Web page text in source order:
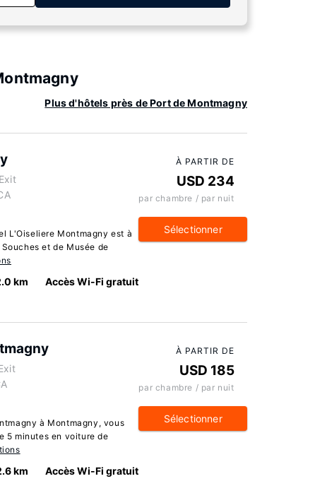
Plus d'hôtels près de Port de Montmagny
L'Oiseliere Montmagny est à
et de Musée de
km Accès Wi-Fi gratuit
À PARTIR DE
USD 234
par chambre / par nuit
Sélectionner
à Montmagny, vous
5 minutes en voiture de
km Accès Wi-Fi gratuit
À PARTIR DE
USD 185
par chambre / par nuit
Sélectionner